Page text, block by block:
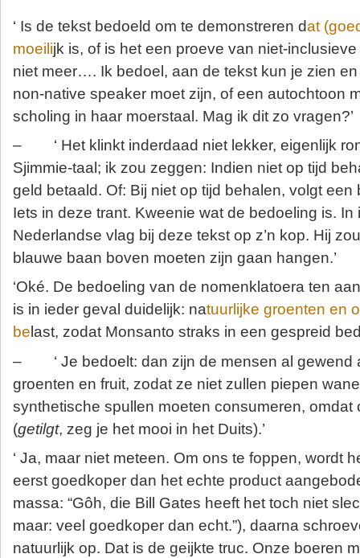
‘ Is de tekst bedoeld om te demonstreren dat
moeilijk is, of is het een proeve van niet-
niet meer…. Ik bedoel, aan de tekst kun je zien
non-native speaker moet zijn, of een autochtoon
scholing in haar moerstaal. Mag ik dit zo vragen?’
– ‘ Het klinkt inderdaad niet lekker, eigenlijk
Sjimmie-taal; ik zou zeggen: Indien niet op tijd
geld betaald. Of: Bij niet op tijd behalen, volgt een
Iets in deze trant. Kweenie wat de bedoeling is.
Nederlandse vlag bij deze tekst op z’n kop. Hij
blauwe baan boven moeten zijn gaan hangen.’
‘Oké. De bedoeling van de nomenklatoera ten
is in ieder geval duidelijk: natuurlijke groenten en
be last, zodat Monsanto straks in een gespreid
– ‘ Je bedoelt: dan zijn de mensen al gewend
groenten en fruit, zodat ze niet zullen piepen
synthetische spullen moeten consumeren, omdat
(getilgt, zeg je het mooi in het Duits).’
‘ Ja, maar niet meteen. Om ons te foppen, wordt
eerst goedkoper dan het echte product
massa: “Gôh, die Bill Gates heeft het toch niet
maar: veel goedkoper dan echt.”), daarna
natuurlijk op. Dat is de geijkte truc. Onze boeren